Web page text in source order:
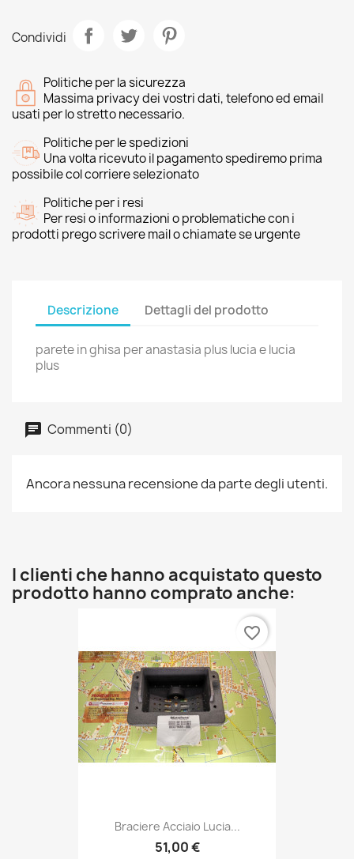
Condividi
Politiche per la sicurezza
Massima privacy dei vostri dati, telefono ed email
usati per lo stretto necessario.
Politiche per le spedizioni
Una volta ricevuto il pagamento spediremo prima
possibile col corriere selezionato
Politiche per i resi
Per resi o informazioni o problematiche con i
prodotti prego scrivere mail o chiamate se urgente
Descrizione Dettagli del prodotto
parete in ghisa per anastasia plus lucia e lucia
plus
Commenti (0)
Ancora nessuna recensione da parte degli utenti.
I clienti che hanno acquistato questo
prodotto hanno comprato anche:
Braciere Acciaio Lucia...
51,00 €
favorite_border